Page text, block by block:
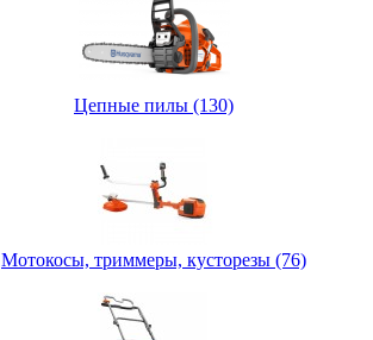
Цепные пилы (130)
Мотокосы, триммеры, кусторезы (76)